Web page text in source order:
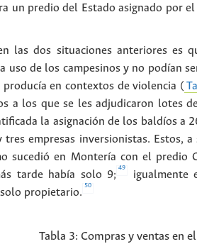
un predio del Estado asignado por
las dos situaciones anteriores es
uso de los campesinos y no podían
producía en contextos de violencia (
a los que se les adjudicaron lotes
la asignación de los baldíos a
tres empresas inversionistas. Estos,
sucedió en Montería con el predio
tarde había solo 9;
49
igualmente
propietario.
50
Tabla 3: Compras y ventas en